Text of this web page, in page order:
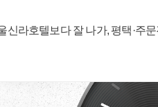
라호텔보다 잘 나가, 평택·주문